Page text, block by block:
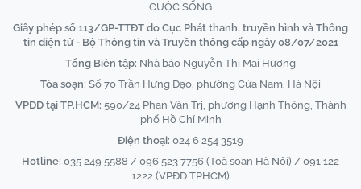
CUỘC SỐNG
Giấy phép số 113/GP-TTĐT do Cục Phát thanh, truyền hình và Thông
tin điện tử - Bộ Thông tin và Truyền thông cấp ngày 08/07/2021
Tổng Biên tập: Nhà báo Nguyễn Thị Mai Hương
Tòa soạn: Số 70 Trần Hưng Đạo, phường Cửa Nam, Hà Nội
VPĐD tại TP.HCM: 590/24 Phan Văn Trị, phường Hạnh Thông, Thành
phố Hồ Chí Minh
Điện thoại: 024 6 254 3519
Hotline: 035 249 5588 / 096 523 7756 (Toà soạn Hà Nội) / 091 122
1222 (VPĐD TPHCM)